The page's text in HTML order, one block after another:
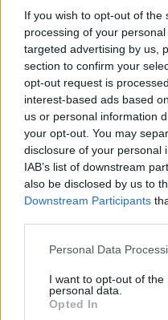
If you wish to opt-out of
processing of your
targeted advertising by us,
section to confirm your
opt-out request is
interest-based ads based
us or personal information
your opt-out. You may
disclosure of your personal
IAB’s list of downstream
also be disclosed by us to
Downstream Participants
Please note that this
not limited to your visit or
grant or deny consent to
use your data for below
Personal Data
I want to opt-out of the
personal data.
Opted In
prófétát és az
Szruj találkozott
elöljárókkal, és
vélekedésével
pamflethez. A
százan ítélték el az
szavát a történtek
kormányfő,
méltóságok és a
Tripoli Libanon
legjelentősebb
iszlám szunnita
miatt az utóbbi
szunniták és a